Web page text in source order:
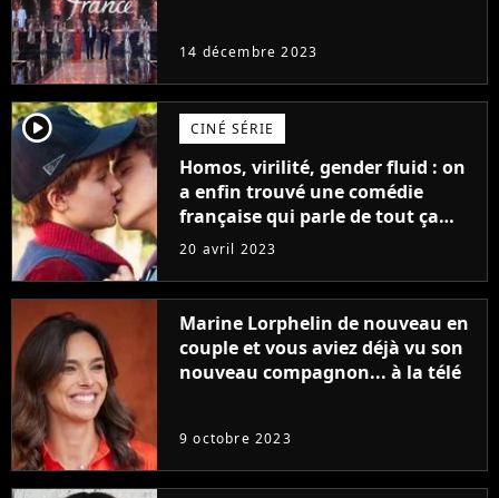
14 décembre 2023
player2 CINÉ SÉRIE
Homos, virilité, gender fluid : on
a enfin trouvé une comédie
française qui parle de tout ça
sans être super ringarde
20 avril 2023
Marine Lorphelin de nouveau en
couple et vous aviez déjà vu son
nouveau compagnon... à la télé
9 octobre 2023